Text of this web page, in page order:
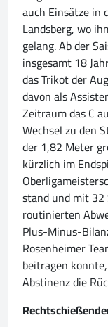
auch Einsätze in
Landsberg, wo
gelang. Ab der
insgesamt 18
das Trikot der
davon als
Zeitraum das C
Wechsel zu den
der 1,82 Meter
kürzlich im
stand und mit
routinierten
Plus-Minus-
Rosenheimer
beitragen
Abstinenz die